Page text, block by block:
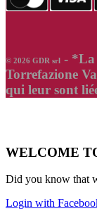
© 2026 GDR srl - *La
Torrefazione
qui leur sont
WELCOME
Did you know that
Login with